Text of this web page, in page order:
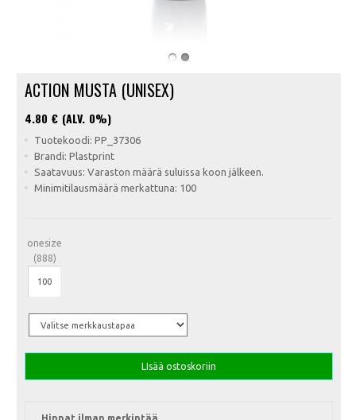
ACTION MUSTA (UNISEX)
4.80 € (ALV. 0%)
Tuotekoodi: PP_37306
Brandi: Plastprint
Saatavuus: Varaston määrä suluissa koon jälkeen.
Minimitilausmäärä merkattuna: 100
onesize
(888)
LIsää ostoskoriin